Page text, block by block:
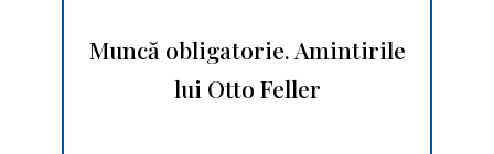
Muncă obligatorie. Amintirile
lui Otto Feller